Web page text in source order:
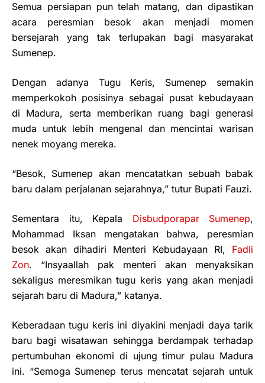
Semua persiapan pun telah matang, dan dipastikan
acara peresmian besok akan menjadi momen
bersejarah yang tak terlupakan bagi masyarakat
Sumenep.
Dengan adanya Tugu Keris, Sumenep semakin
memperkokoh posisinya sebagai pusat kebudayaan
di Madura, serta memberikan ruang bagi generasi
muda untuk lebih mengenal dan mencintai warisan
nenek moyang mereka.
“Besok, Sumenep akan mencatatkan sebuah babak
baru dalam perjalanan sejarahnya,” tutur Bupati Fauzi.
Sementara itu, Kepala Disbudporapar Sumenep,
Mohammad Iksan mengatakan bahwa, peresmian
besok akan dihadiri Menteri Kebudayaan RI, Fadli
Zon. “Insyaallah pak menteri akan menyaksikan
sekaligus meresmikan tugu keris yang akan menjadi
sejarah baru di Madura,” katanya.
Keberadaan tugu keris ini diyakini menjadi daya tarik
baru bagi wisatawan sehingga berdampak terhadap
pertumbuhan ekonomi di ujung timur pulau Madura
ini. “Semoga Sumenep terus mencatat sejarah untuk